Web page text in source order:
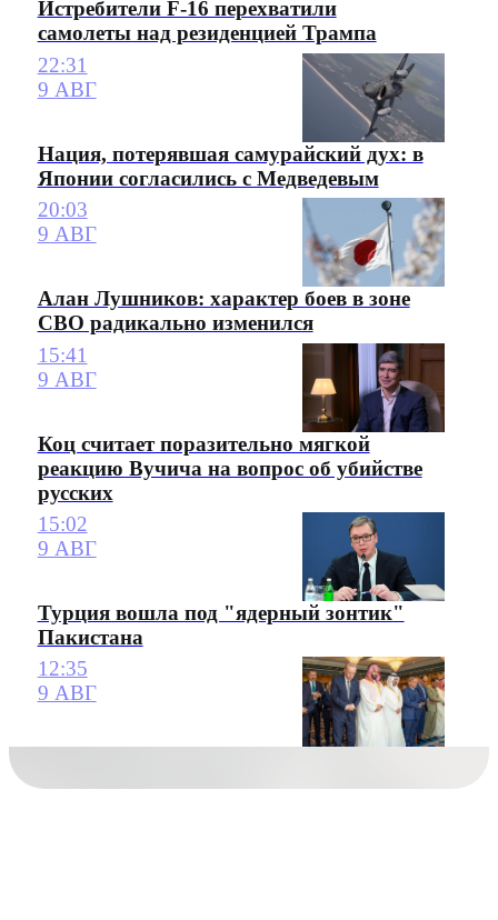
Истребители F-16 перехватили
самолеты над резиденцией Трампа
22:31
9 АВГ
Нация, потерявшая самурайский дух: в
Японии согласились с Медведевым
20:03
9 АВГ
Алан Лушников: характер боев в зоне
СВО радикально изменился
15:41
9 АВГ
Коц считает поразительно мягкой
реакцию Вучича на вопрос об убийстве
русских
15:02
9 АВГ
Турция вошла под "ядерный зонтик"
Пакистана
12:35
9 АВГ